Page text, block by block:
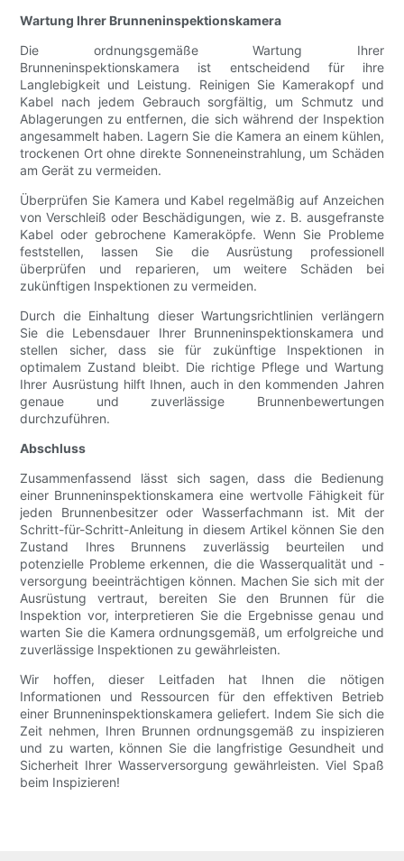
Wartung Ihrer Brunneninspektionskamera
Die ordnungsgemäße Wartung Ihrer
Brunneninspektionskamera ist entscheidend für ihre
Langlebigkeit und Leistung. Reinigen Sie Kamerakopf und
Kabel nach jedem Gebrauch sorgfältig, um Schmutz und
Ablagerungen zu entfernen, die sich während der Inspektion
angesammelt haben. Lagern Sie die Kamera an einem kühlen,
trockenen Ort ohne direkte Sonneneinstrahlung, um Schäden
am Gerät zu vermeiden.
Überprüfen Sie Kamera und Kabel regelmäßig auf Anzeichen
von Verschleiß oder Beschädigungen, wie z. B. ausgefranste
Kabel oder gebrochene Kameraköpfe. Wenn Sie Probleme
feststellen, lassen Sie die Ausrüstung professionell
überprüfen und reparieren, um weitere Schäden bei
zukünftigen Inspektionen zu vermeiden.
Durch die Einhaltung dieser Wartungsrichtlinien verlängern
Sie die Lebensdauer Ihrer Brunneninspektionskamera und
stellen sicher, dass sie für zukünftige Inspektionen in
optimalem Zustand bleibt. Die richtige Pflege und Wartung
Ihrer Ausrüstung hilft Ihnen, auch in den kommenden Jahren
genaue und zuverlässige Brunnenbewertungen
durchzuführen.
Abschluss
Zusammenfassend lässt sich sagen, dass die Bedienung
einer Brunneninspektionskamera eine wertvolle Fähigkeit für
jeden Brunnenbesitzer oder Wasserfachmann ist. Mit der
Schritt-für-Schritt-Anleitung in diesem Artikel können Sie den
Zustand Ihres Brunnens zuverlässig beurteilen und
potenzielle Probleme erkennen, die die Wasserqualität und -
versorgung beeinträchtigen können. Machen Sie sich mit der
Ausrüstung vertraut, bereiten Sie den Brunnen für die
Inspektion vor, interpretieren Sie die Ergebnisse genau und
warten Sie die Kamera ordnungsgemäß, um erfolgreiche und
zuverlässige Inspektionen zu gewährleisten.
Wir hoffen, dieser Leitfaden hat Ihnen die nötigen
Informationen und Ressourcen für den effektiven Betrieb
einer Brunneninspektionskamera geliefert. Indem Sie sich die
Zeit nehmen, Ihren Brunnen ordnungsgemäß zu inspizieren
und zu warten, können Sie die langfristige Gesundheit und
Sicherheit Ihrer Wasserversorgung gewährleisten. Viel Spaß
beim Inspizieren!